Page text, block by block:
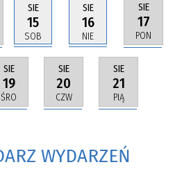
SIE
15
SOB
SIE
16
NIE
SIE
17
PON
SIE
19
ŚRO
SIE
20
CZW
SIE
21
PIĄ
WYDARZEŃ